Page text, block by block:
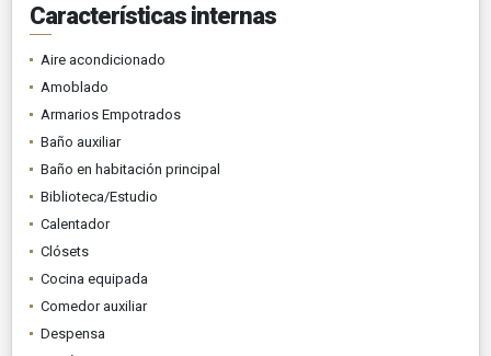
Características internas
Aire acondicionado
Amoblado
Armarios Empotrados
Baño auxiliar
Baño en habitación principal
Biblioteca/Estudio
Calentador
Clósets
Cocina equipada
Comedor auxiliar
Despensa